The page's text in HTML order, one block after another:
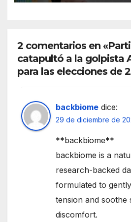
2 comentarios en
catapultó a la golpista
para las elecciones de
backbiome dice:
29 de diciembre de
**backbiome**
backbiome is a
research-backed
formulated to
tension and soothe
discomfort.